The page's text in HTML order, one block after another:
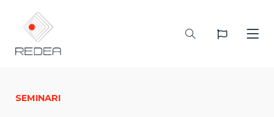
SEMINARI